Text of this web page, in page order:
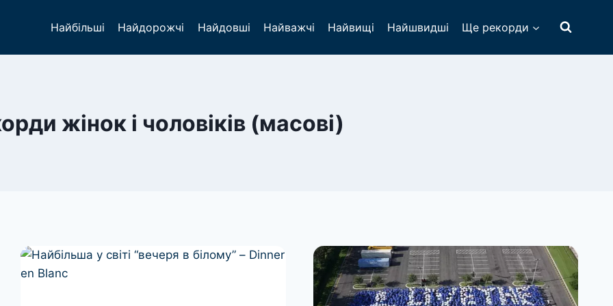
Найбільші Найдорожчі Найдовші Найважчі Найвищі Найшвидші Ще рекорди
жінок і чоловіків (масові)